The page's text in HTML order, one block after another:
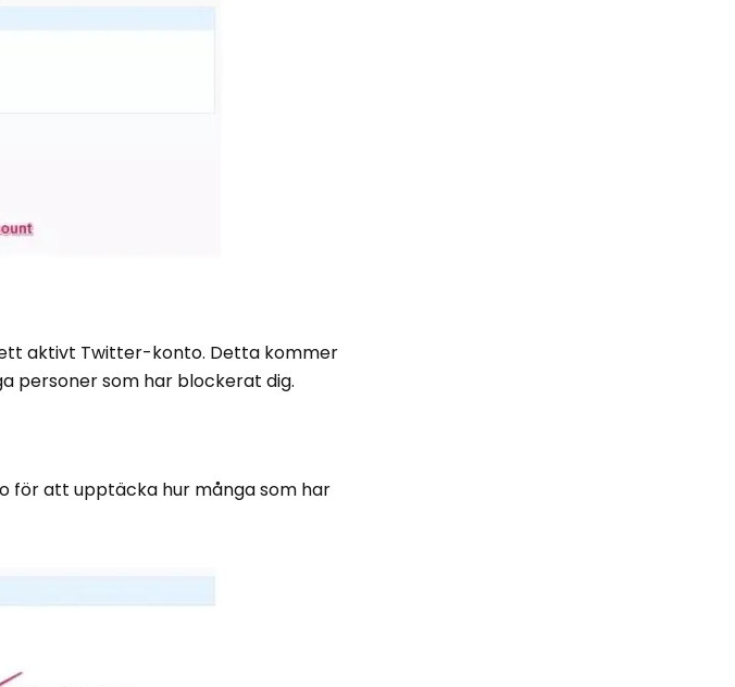
aktivt Twitter-konto. Detta kommer
personer som har blockerat dig.
för att upptäcka hur många som har